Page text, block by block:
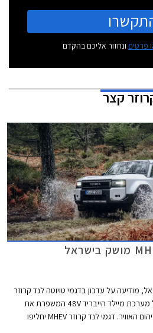
פרטים ונחזור אליכם בהקדם
קצר
מודיעה על עדכון בדגמי טויוטה לנד קרוזר
2026. רכב השטח האייקוני מקבל מערכת מיילד הייבריד 48V המשפרת את
חוויית הנהיגה ותורמת להפחתת זיהום האוויר. דגמי לנד קרוזר MHEV יחליפו